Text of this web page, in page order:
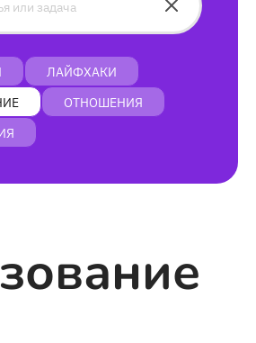
ЛАЙФХАКИ
ОТНОШЕНИЯ